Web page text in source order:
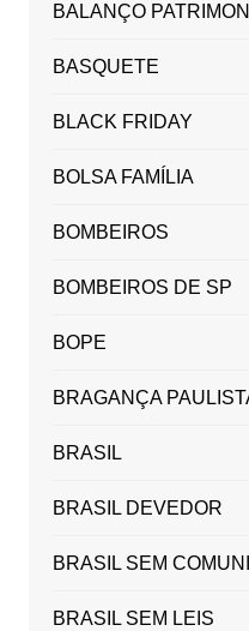
BALANÇO
BASQUETE
BLACK FRIDAY
BOLSA FAMÍLIA
BOMBEIROS
BOMBEIROS DE SP
BOPE
BRAGANÇA
BRASIL
BRASIL DEVEDOR
BRASIL SEM
BRASIL SEM LEIS